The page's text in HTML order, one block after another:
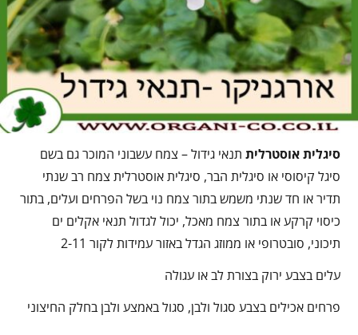
סיגלית אוסטרלית תנאי גידול – צמח עשבוני המוכר גם בשם
סיגל קיסוסי או סיגלית הבר, סיגלית אוסטרלית צמח רב שנתי
תדיר או חד שנתי משמש בתור צמח נוי בשל הפרחים ועלים, בתור
כיסוי קרקע או בתור צמח מאכל, יכול לגדול תנאי אקלים ים
תיכוני, סובטרופי או ממוזג הגדל באזור עמידות לקור 2-11
עלים בצבע ירוק בצורת לב או עגולה
פרחים אכילים בצבע סגול ולבן, סגול באמצע ולבן בחלק החיצוני